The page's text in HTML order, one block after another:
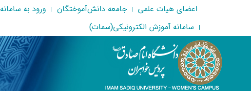
اعضای هیات علمی جامعه دانش‌آموختگان ورود به سامانه
سامانه آموزش الکترونیکی(سمات)